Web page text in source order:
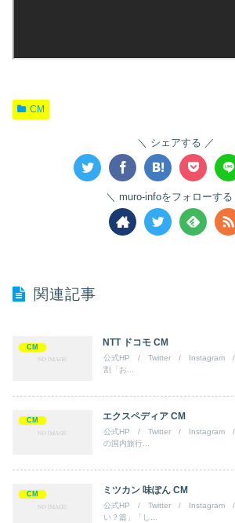
CM
シェアする
muro-infoをフォローする
関連記事
CM NTT ドコモ CM
公式HP / Twitter / Instagram /
割「お...
CM エクスペディア CM
公式HP / Twitter / Instagram /
の国内旅行...
CM ミツカン 味ぽん CM
公式HP / Twitter / Instagram /
い？篇」「し...